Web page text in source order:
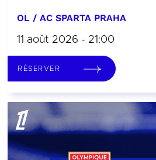
OL / AC SPARTA PRAHA
11 août 2026 - 21:00
RÉSERVER